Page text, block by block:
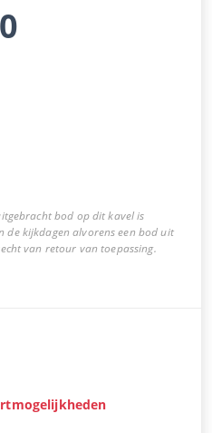
bod op dit kavel is
de kijkdagen alvorens een bod uit
van retour van toepassing.